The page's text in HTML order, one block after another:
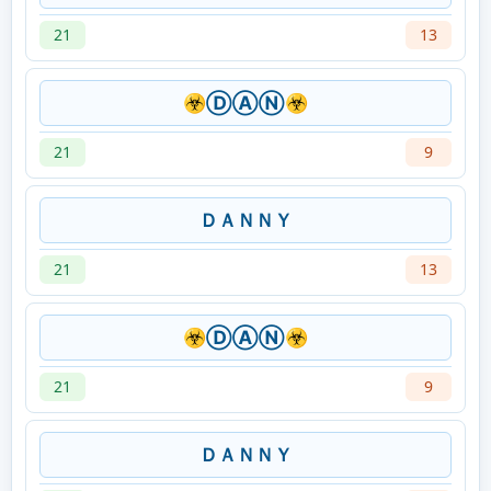
21 13
☣ⒹⒶⓃ☣
21 9
ＤＡＮＮＹ
21 13
☣ⒹⒶⓃ☣
21 9
ＤＡＮＮＹ